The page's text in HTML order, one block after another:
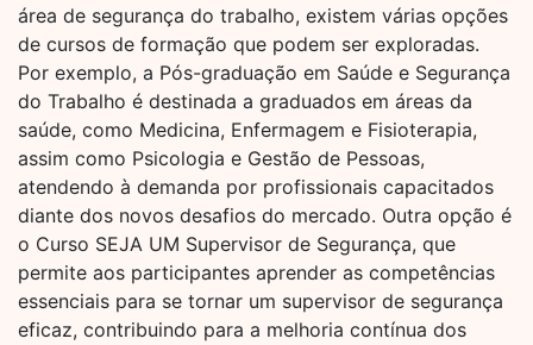
área de segurança do trabalho, existem várias opções
de cursos de formação que podem ser exploradas.
Por exemplo, a Pós-graduação em Saúde e Segurança
do Trabalho é destinada a graduados em áreas da
saúde, como Medicina, Enfermagem e Fisioterapia,
assim como Psicologia e Gestão de Pessoas,
atendendo à demanda por profissionais capacitados
diante dos novos desafios do mercado. Outra opção é
o Curso SEJA UM Supervisor de Segurança, que
permite aos participantes aprender as competências
essenciais para se tornar um supervisor de segurança
eficaz, contribuindo para a melhoria contínua dos